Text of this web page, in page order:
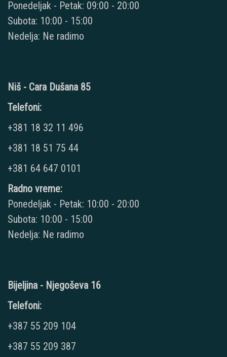
Ponedeljak - Petak: 09:00 - 20:00
Subota: 10:00 - 15:00
Nedelja: Ne radimo
Niš - Cara Dušana 85
Telefoni:
+381 18 32 11 496
+381 18 51 75 44
+381 64 647 0101
Radno vreme:
Ponedeljak - Petak: 10:00 - 20:00
Subota: 10:00 - 15:00
Nedelja: Ne radimo
Bijeljina - Njegoševa 16
Telefoni:
+387 55 209 104
+387 55 209 387